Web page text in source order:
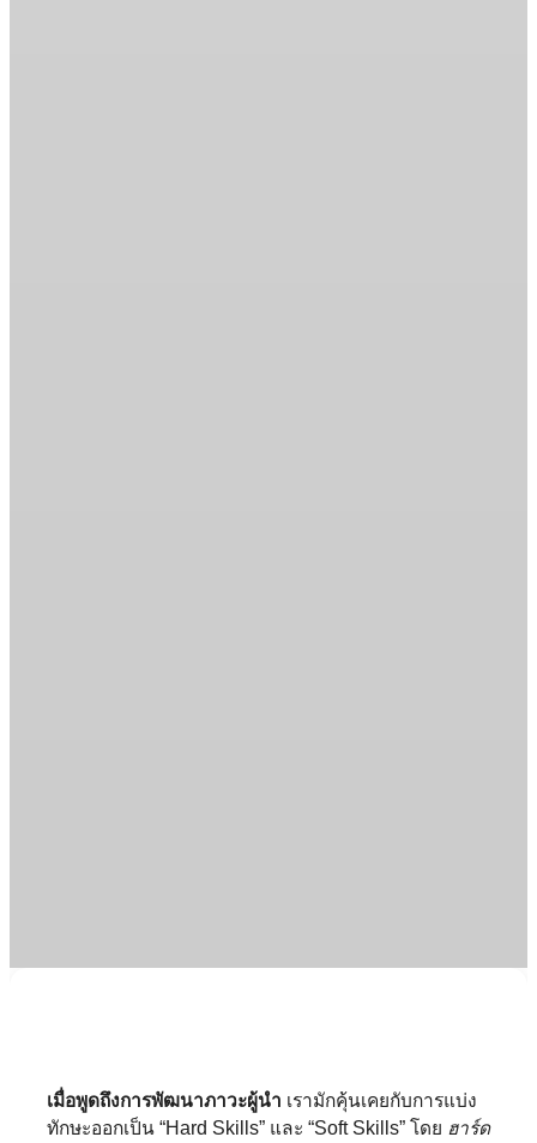
เมื่อพูดถึงการพัฒนาภาวะผู้นำ เรามักคุ้นเคยกับการแบ่ง
ทักษะออกเป็น “Hard Skills” และ “Soft Skills” โดย ฮาร์ด